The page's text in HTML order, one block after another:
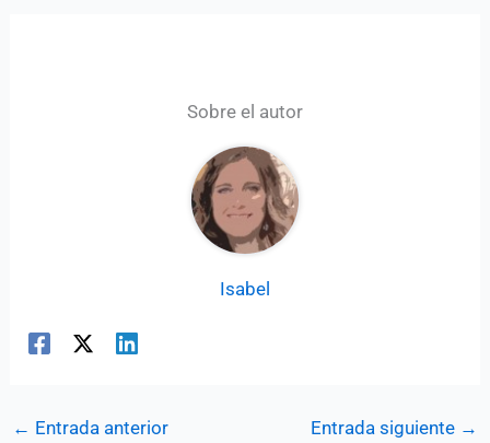
Sobre el autor
Isabel
← Entrada anterior Entrada siguiente →